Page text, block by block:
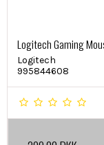
Logitech Gaming
Logitech
995844608